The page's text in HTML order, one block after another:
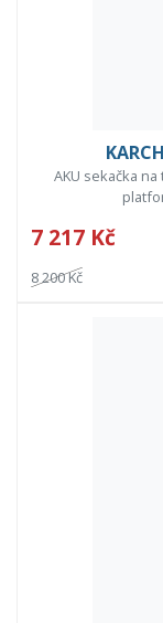
AKU sekačka
7 217 Kč
8 200 Kč